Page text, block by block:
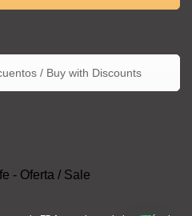
/ Buy with Discounts